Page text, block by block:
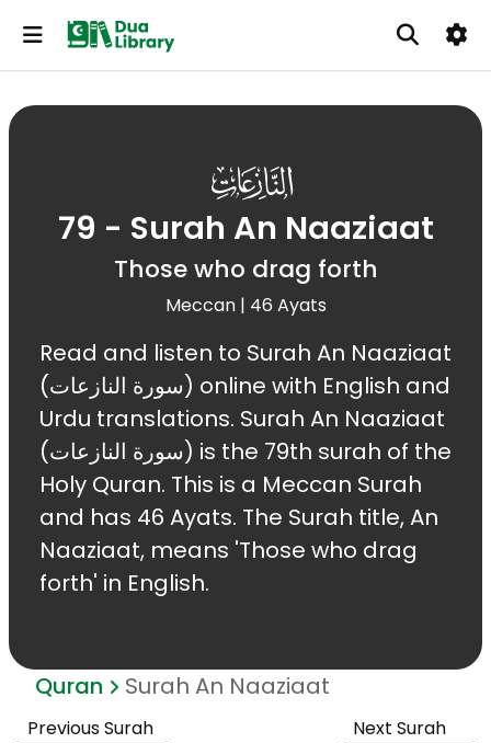
079
79 - Surah An Naaziaat
Those who drag forth
Meccan | 46 Ayats
Read and listen to Surah An Naaziaat
(سورة النازعات) online with English and
Urdu translations. Surah An Naaziaat
(سورة النازعات) is the 79th surah of the
Holy Quran. This is a Meccan Surah
and has 46 Ayats. The Surah title, An
Naaziaat, means 'Those who drag
forth' in English.
Quran Surah An Naaziaat
Previous Surah
Next Surah